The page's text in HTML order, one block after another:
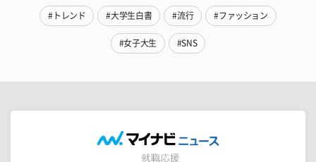
#トレンド #大学生白書 #流行 #ファッション
#女子大生 #SNS